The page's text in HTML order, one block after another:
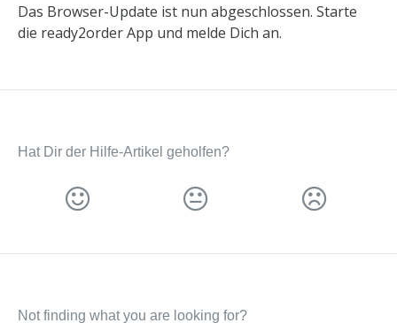
Das Browser-Update ist nun abgeschlossen. Starte
die ready2order App und melde Dich an.
Hat Dir der Hilfe-Artikel geholfen?
Not finding what you are looking for?